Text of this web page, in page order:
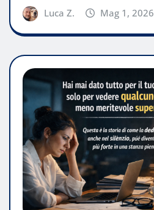
Luca Z. Mag 1, 2026